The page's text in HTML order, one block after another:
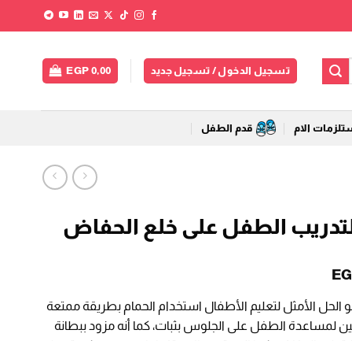
تسجيل الدخول / تسجيل جديد EGP 0,00
الام قدم الطفل
الطفل على خلع الحفاض
الحالي
هو:
EGP 649,00.
الأمثل لتعليم الأطفال استخدام الحمام بطريقة ممتعة
لمساعدة الطفل على الجلوس بثبات، كما أنه مزود ببطانة